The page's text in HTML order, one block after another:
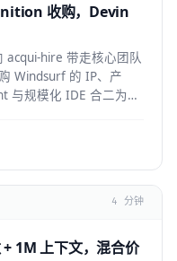
收购，Devin
hire 带走核心团队
Windsurf 的 IP、产
与规模化 IDE 合二为
4 分钟
1M 上下文，混合价